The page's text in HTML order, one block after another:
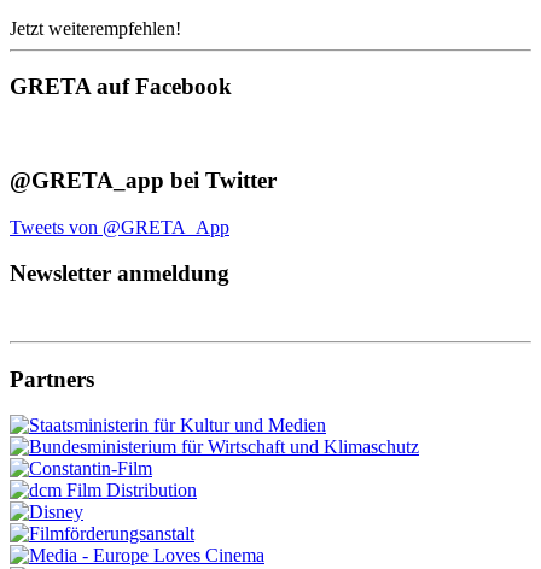
Jetzt weiterempfehlen!
GRETA auf Facebook
@GRETA_app bei Twitter
Tweets von @GRETA_App
Newsletter anmeldung
Partners